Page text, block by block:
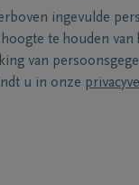
ingevulde
te houden
van
u in onze